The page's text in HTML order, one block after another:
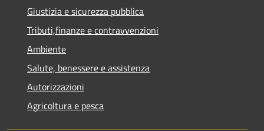
Giustizia e sicurezza pubblica
Tributi,finanze e contravvenzioni
Ambiente
Salute, benessere e assistenza
Autorizzazioni
Agricoltura e pesca